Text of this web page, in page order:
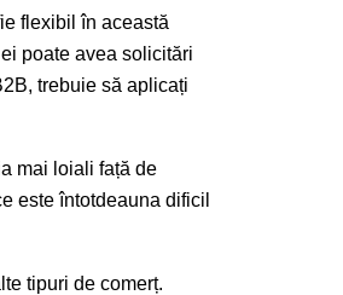
flexibil în această
poate avea solicitări
trebuie să aplicați
mai loiali față de
este întotdeauna dificil
tipuri de comerț.